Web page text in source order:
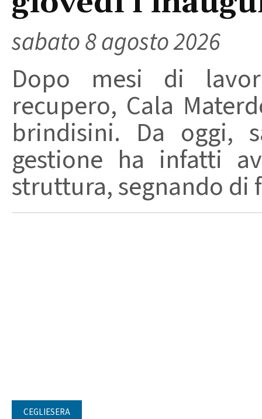
sabato 8 agosto 2026
Dopo mesi di
recupero, Cala
brindisini. Da oggi,
gestione ha infatti
struttura, segnando di
CEGLIESERA